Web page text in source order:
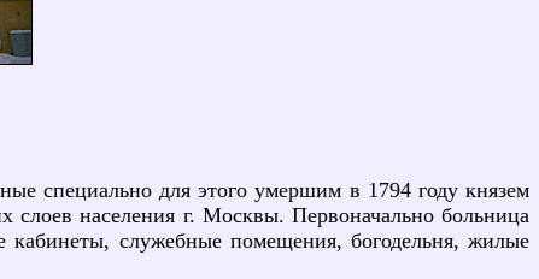
специально для этого умершим в 1794 году князем
населения г. Москвы. Первоначально больница
служебные помещения, богодельня, жилые